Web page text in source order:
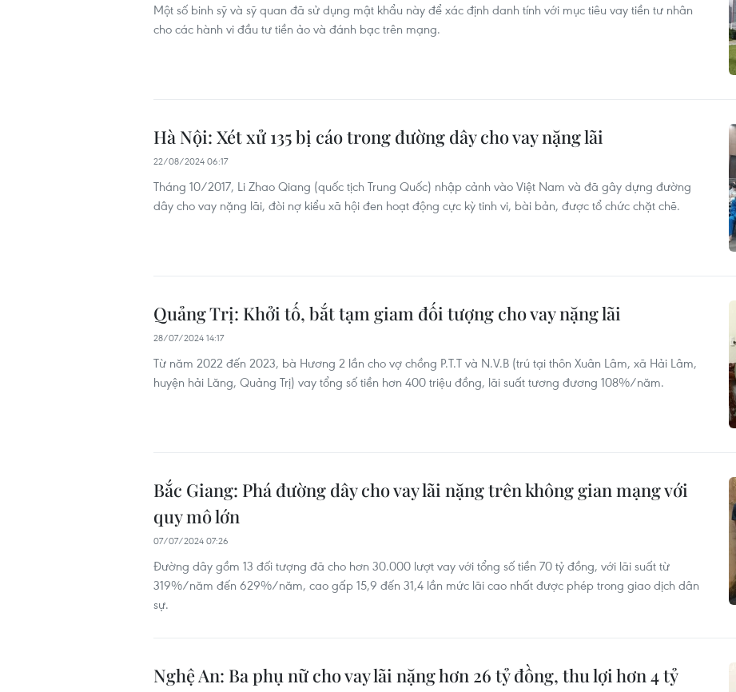
Một số binh sỹ và sỹ quan đã sử dụng mật khẩu này để xác định danh tính với mục tiêu vay tiền tư nhân
cho các hành vi đầu tư tiền ảo và đánh bạc trên mạng.
Hà Nội: Xét xử 135 bị cáo trong đường dây cho vay nặng lãi
22/08/2024 06:17
Tháng 10/2017, Li Zhao Qiang (quốc tịch Trung Quốc) nhập cảnh vào Việt Nam và đã gây dựng đường
dây cho vay nặng lãi, đòi nợ kiểu xã hội đen hoạt động cực kỳ tinh vi, bài bản, được tổ chức chặt chẽ.
Quảng Trị: Khởi tố, bắt tạm giam đối tượng cho vay nặng lãi
28/07/2024 14:17
Từ năm 2022 đến 2023, bà Hương 2 lần cho vợ chồng P.T.T và N.V.B (trú tại thôn Xuân Lâm, xã Hải Lâm,
huyện hải Lăng, Quảng Trị) vay tổng số tiền hơn 400 triệu đồng, lãi suất tương đương 108%/năm.
Bắc Giang: Phá đường dây cho vay lãi nặng trên không gian mạng với
quy mô lớn
07/07/2024 07:26
Đường dây gồm 13 đối tượng đã cho hơn 30.000 lượt vay với tổng số tiền 70 tỷ đồng, với lãi suất từ
319%/năm đến 629%/năm, cao gấp 15,9 đến 31,4 lần mức lãi cao nhất được phép trong giao dịch dân
sự.
Nghệ An: Ba phụ nữ cho vay lãi nặng hơn 26 tỷ đồng, thu lợi hơn 4 tỷ